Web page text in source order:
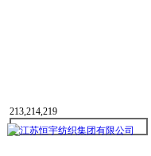
213,214,219